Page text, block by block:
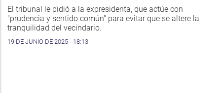
El tribunal le pidió a la expresidenta, que actúe con
"prudencia y sentido común" para evitar que se altere la
tranquilidad del vecindario.
19 DE JUNIO DE 2025 - 18:13